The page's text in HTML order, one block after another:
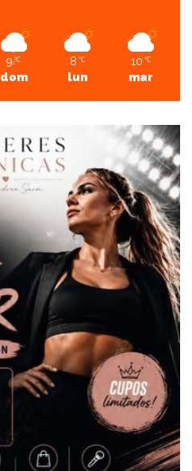
9 ℃
dom
8 ℃
lun
10 ℃
mar